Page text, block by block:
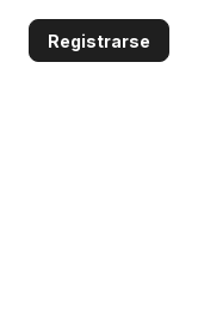
Registrarse